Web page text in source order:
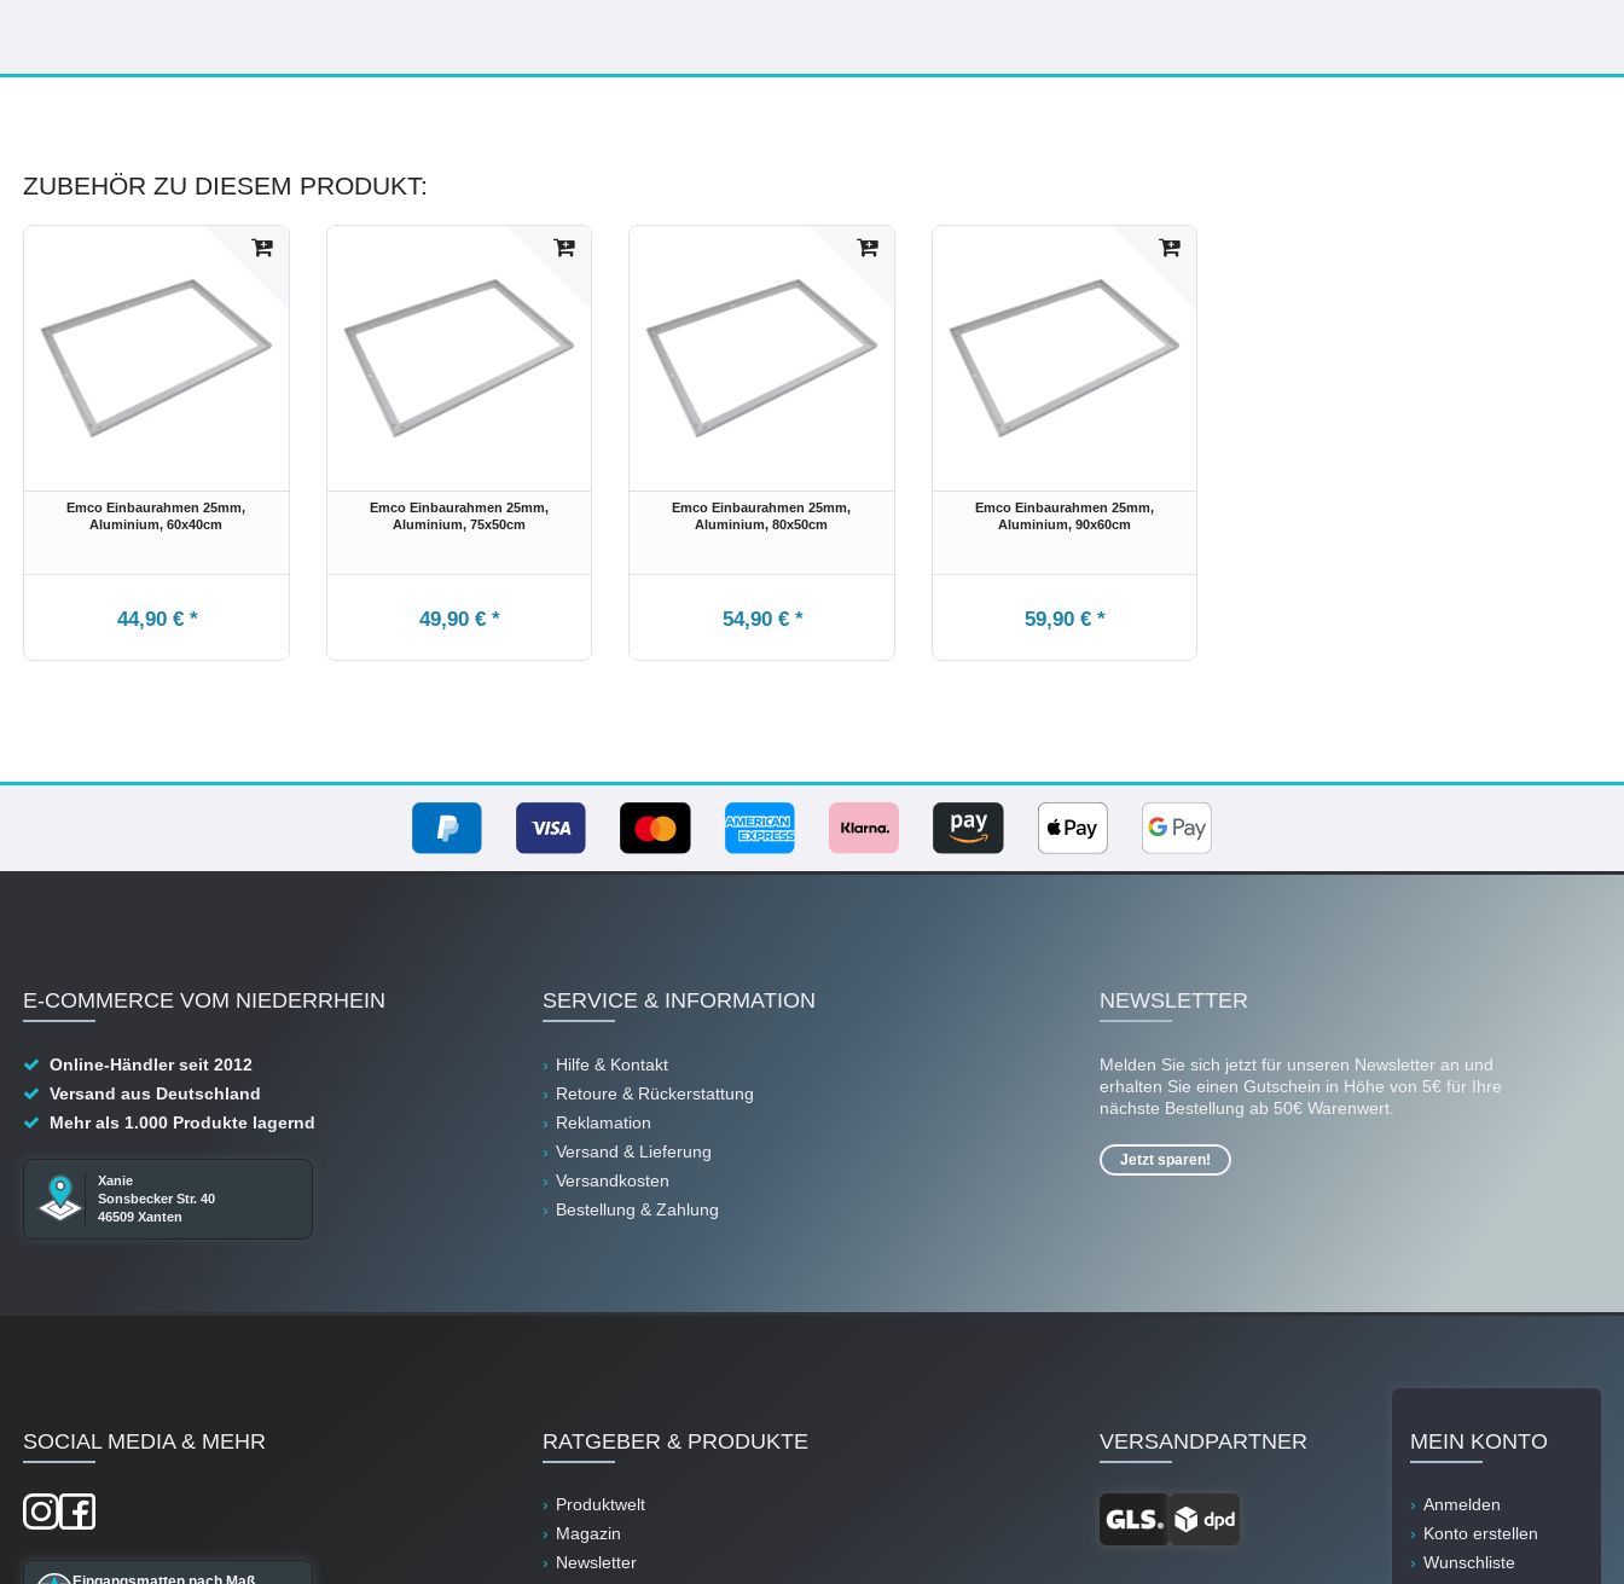
ZUBEHÖR ZU DIESEM PRODUKT:
Emco Einbaurahmen 25mm,
Aluminium, 60x40cm
44,90 € *
Emco Einbaurahmen 25mm,
Aluminium, 75x50cm
49,90 € *
Emco Einbaurahmen 25mm,
Aluminium, 80x50cm
54,90 € *
Emco Einbaurahmen 25mm,
Aluminium, 90x60cm
59,90 € *
E-COMMERCE VOM NIEDERRHEIN
Online-Händler seit 2012
Versand aus Deutschland
Mehr als 1.000 Produkte lagernd
Xanie
Sonsbecker Str. 40
46509 Xanten
SERVICE & INFORMATION
Hilfe & Kontakt
Retoure & Rückerstattung
Reklamation
Versand & Lieferung
Versandkosten
Bestellung & Zahlung
NEWSLETTER
Melden Sie sich jetzt für unseren Newsletter an und
erhalten Sie einen Gutschein in Höhe von 5€ für Ihre
nächste Bestellung ab 50€ Warenwert.
Jetzt sparen!
SOCIAL MEDIA & MEHR RATGEBER & PRODUKTE
Produktwelt
Magazin
Newsletter
VERSANDPARTNER MEIN KONTO
Anmelden
Konto erstellen
Wunschliste